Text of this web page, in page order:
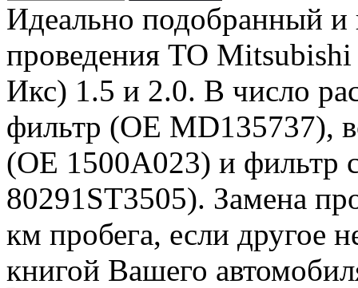
Идеально подобранный и
проведения ТО
Икс) 1.5 и 2.0. В число
фильтр (OE MD135737),
(ОЕ 1500A023) и фильтр
80291ST3505). Замена
км пробега, если другое
книгой Вашего